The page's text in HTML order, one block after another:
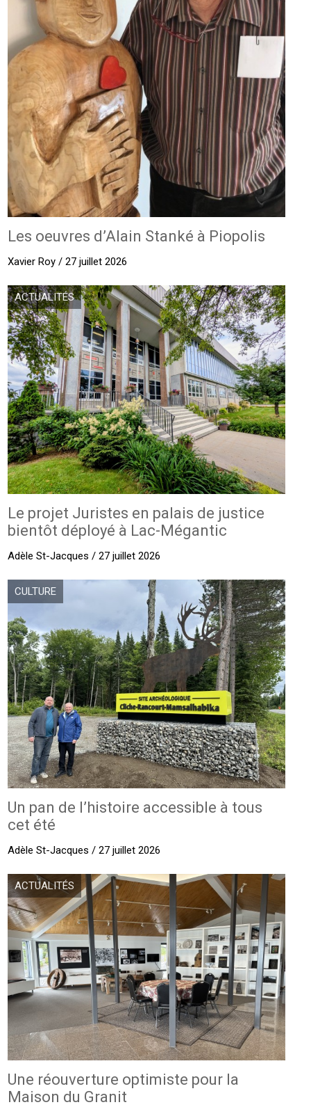
Les oeuvres d’Alain Stanké à Piopolis
Xavier Roy / 27 juillet 2026
ACTUALITÉS
Le projet Juristes en palais de justice
bientôt déployé à Lac-Mégantic
Adèle St-Jacques / 27 juillet 2026
CULTURE
Un pan de l’histoire accessible à tous
cet été
Adèle St-Jacques / 27 juillet 2026
ACTUALITÉS
Une réouverture optimiste pour la
Maison du Granit